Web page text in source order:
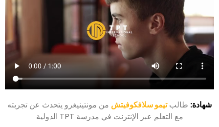
شهادة: طالبتيمو سلافكوفيتش من مونتينيغرو يتحدث عن تجربته
مع التعلم عبر الإنترنت في مدرسة TPT الدولية